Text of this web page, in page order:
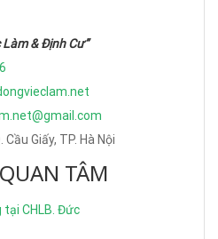
Làm & Định Cư”
Giấy, TP. Hà Nội
TÂM
tại CHLB. Đức